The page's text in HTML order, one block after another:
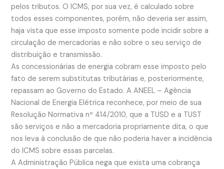
pelos tributos. O ICMS, por sua vez, é calculado sobre
todos esses componentes, porém, não deveria ser assim,
haja vista que esse imposto somente pode incidir sobre a
circulação de mercadorias e não sobre o seu serviço de
distribuição e transmissão.
As concessionárias de energia cobram esse imposto pelo
fato de serem substitutas tributárias e, posteriormente,
repassam ao Governo do Estado. A ANEEL – Agência
Nacional de Energia Elétrica reconhece, por meio de sua
Resolução Normativa nº 414/2010, que a TUSD e a TUST
são serviços e não a mercadoria propriamente dita, o que
nos leva à conclusão de que não poderia haver a incidência
do ICMS sobre essas parcelas.
A Administração Pública nega que exista uma cobrança